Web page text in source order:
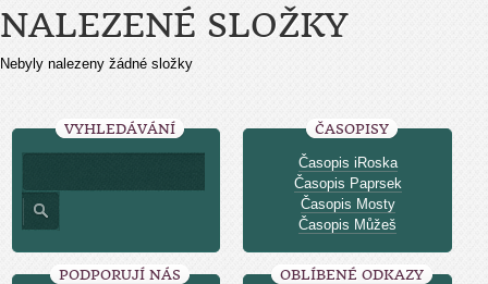
NALEZENÉ SLOŽKY
Nebyly nalezeny žádné složky
VYHLEDÁVÁNÍ ČASOPISY
Časopis iRoska
Časopis Paprsek
Časopis Mosty
Časopis Můžeš
PODPORUJÍ NÁS OBLÍBENÉ ODKAZY